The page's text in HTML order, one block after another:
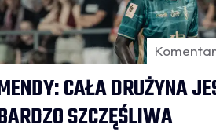
CAŁA DRUŻYNA
SZCZĘŚLIWA